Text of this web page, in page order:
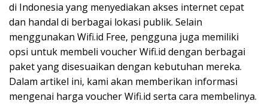
di Indonesia yang menyediakan akses internet cepat
dan handal di berbagai lokasi publik. Selain
menggunakan Wifi.id Free, pengguna juga memiliki
opsi untuk membeli voucher Wifi.id dengan berbagai
paket yang disesuaikan dengan kebutuhan mereka.
Dalam artikel ini, kami akan memberikan informasi
mengenai harga voucher Wifi.id serta cara membelinya.